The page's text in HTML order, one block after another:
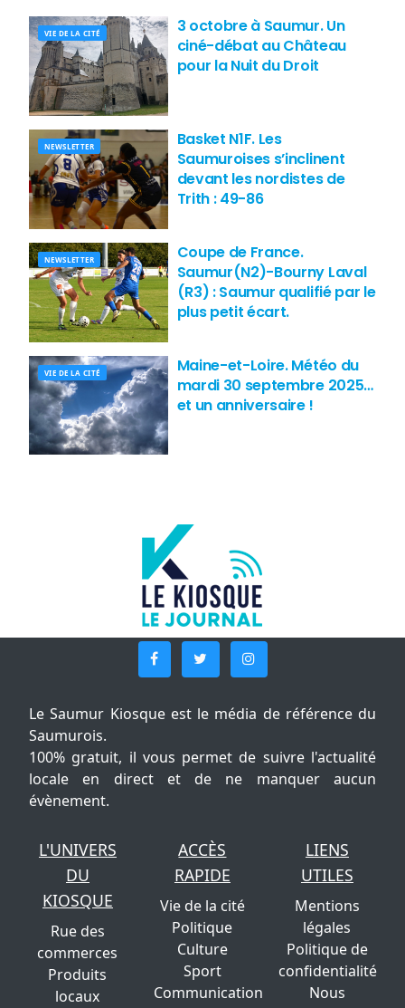
VIE DE LA CITÉ
3 octobre à Saumur. Un
ciné-débat au Château
pour la Nuit du Droit
NEWSLETTER
Basket N1F. Les
Saumuroises s’inclinent
devant les nordistes de
Trith : 49-86
NEWSLETTER
Coupe de France.
Saumur(N2)-Bourny Laval
(R3) : Saumur qualifié par le
plus petit écart.
VIE DE LA CITÉ
Maine-et-Loire. Météo du
mardi 30 septembre 2025…
et un anniversaire !
Le Saumur Kiosque est le média de référence du
Saumurois.
100% gratuit, il vous permet de suivre l'actualité
locale en direct et de ne manquer aucun
évènement.
L'UNIVERS
DU
KIOSQUE
Rue des
commerces
Produits
locaux
ACCÈS
RAPIDE
Vie de la cité
Politique
Culture
Sport
Communication
LIENS
UTILES
Mentions
légales
Politique de
confidentialité
Nous